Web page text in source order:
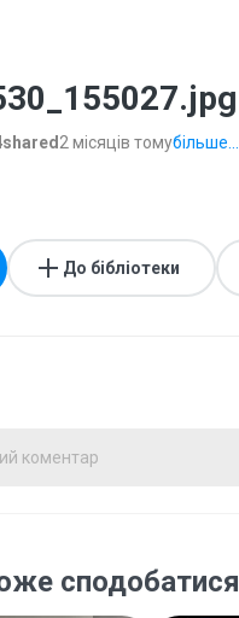
2 місяців томубільше...
До бібліотеки
коментар
сподобатися